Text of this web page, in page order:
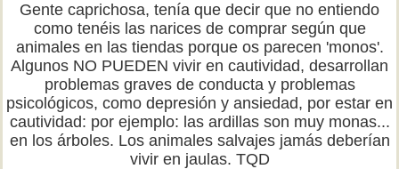
Gente caprichosa, tenía que decir que no entiendo
como tenéis las narices de comprar según que
animales en las tiendas porque os parecen 'monos'.
Algunos NO PUEDEN vivir en cautividad, desarrollan
problemas graves de conducta y problemas
psicológicos, como depresión y ansiedad, por estar en
cautividad: por ejemplo: las ardillas son muy monas...
en los árboles. Los animales salvajes jamás deberían
vivir en jaulas. TQD